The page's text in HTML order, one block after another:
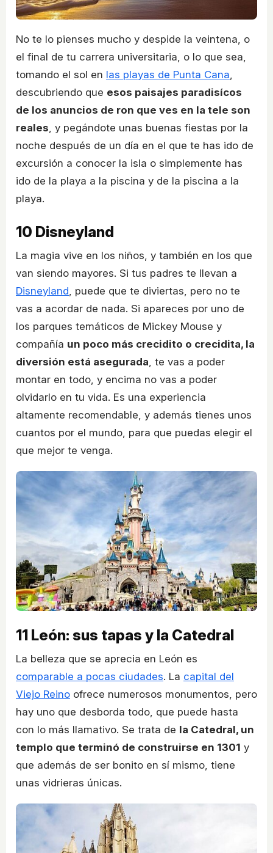
No te lo pienses mucho y despide la veintena, o
el final de tu carrera universitaria, o lo que sea,
tomando el sol en las playas de Punta Cana
descubriendo que esos paisajes paradisícos
de los anuncios de ron que ves en la tele son
reales , y pegándote unas buenas fiestas por la
noche después de un día en el que te has ido de
excursión a conocer la isla o simplemente has
ido de la playa a la piscina y de la piscina a la
playa.
10 Disneyland
La magia vive en los niños, y también en los que
van siendo mayores. Si tus padres te llevan a
Disneyland , puede que te diviertas, pero no te
vas a acordar de nada. Si apareces por uno de
los parques temáticos de Mickey Mouse y
compañía un poco más crecidito o crecidita, la
diversión está asegurada , te vas a poder
montar en todo, y encima no vas a poder
olvidarlo en tu vida. Es una experiencia
altamente recomendable, y además tienes unos
cuantos por el mundo, para que puedas elegir el
que mejor te venga.
11 León: sus tapas y la Catedral
La belleza que se aprecia en León es
comparable a pocas ciudades. La capital del
Viejo Reino ofrece numerosos monumentos, pero
hay uno que desborda todo, que puede hasta
con lo más llamativo. Se trata de la Catedral, un
templo que terminó de construirse en 1301 y
que además de ser bonito en sí mismo, tiene
unas vidrieras únicas.